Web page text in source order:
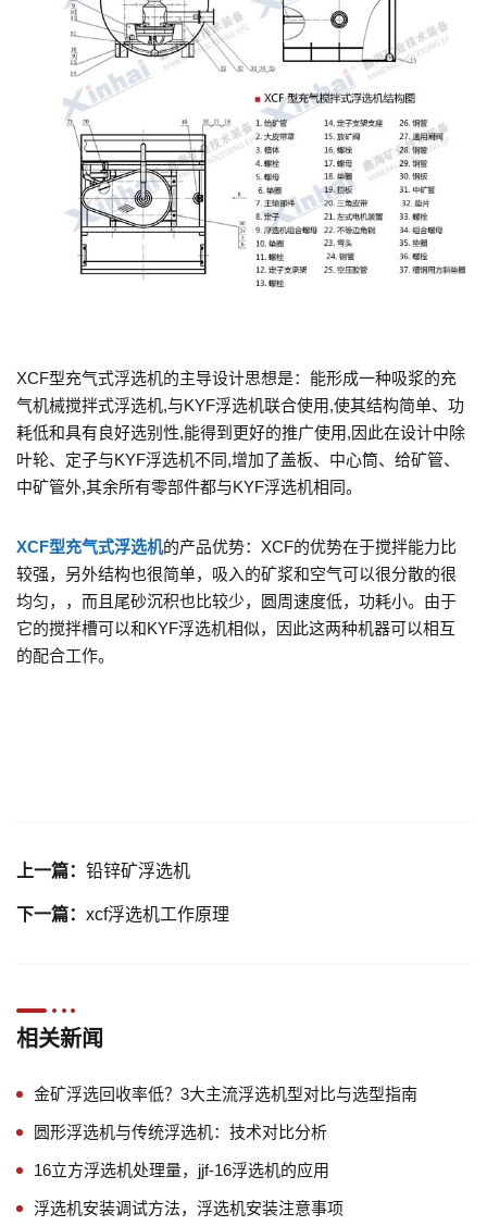
XCF型充气式浮选机的主导设计思想是：能形成一种吸浆的充
气机械搅拌式浮选机,与KYF浮选机联合使用,使其结构简单、功
耗低和具有良好选别性,能得到更好的推广使用,因此在设计中除
叶轮、定子与KYF浮选机不同,增加了盖板、中心筒、给矿管、
中矿管外,其余所有零部件都与KYF浮选机相同。
XCF型充气式浮选机的产品优势：XCF的优势在于搅拌能力比
较强，另外结构也很简单，吸入的矿浆和空气可以很分散的很
均匀，，而且尾砂沉积也比较少，圆周速度低，功耗小。由于
它的搅拌槽可以和KYF浮选机相似，因此这两种机器可以相互
的配合工作。
上一篇： 铅锌矿浮选机
下一篇： xcf浮选机工作原理
相关新闻
金矿浮选回收率低？3大主流浮选机型对比与选型指南
圆形浮选机与传统浮选机：技术对比分析
16立方浮选机处理量，jjf-16浮选机的应用
浮选机安装调试方法，浮选机安装注意事项